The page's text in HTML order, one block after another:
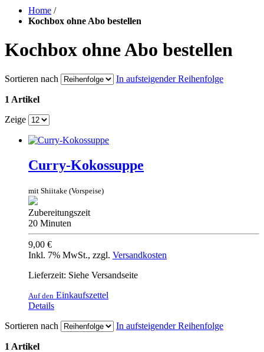
Home /
Kochbox ohne Abo bestellen
Kochbox ohne Abo bestellen
Sortieren nach In aufsteigender Reihenfolge
1 Artikel
Zeige
Curry-Kokossuppe
mit Shiitake (Vorspeise)
Zubereitungszeit
20 Minuten
9,00 €
Inkl. 7% MwSt., zzgl. Versandkosten
Lieferzeit: Siehe Versandseite
Auf den Einkaufszettel
Details
Sortieren nach
In aufsteigender Reihenfolge
1 Artikel